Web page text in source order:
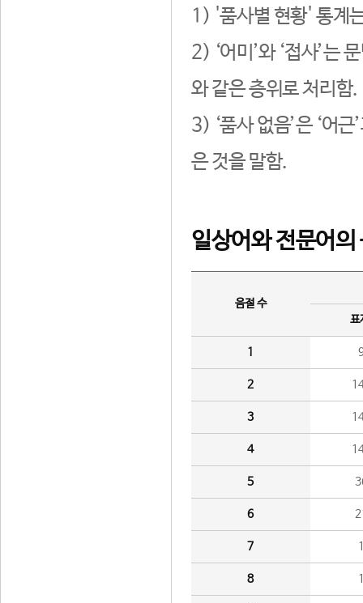
1) '품사별 현황' 통계
2) ‘어미’와 ‘접사’는
와 같은 층위로 처리함.
3) ‘품사 없음’은 ‘어
은 것을 말함.
일상어와 전문어의
음절 수
표
1
2
3
4
5
6
7
8